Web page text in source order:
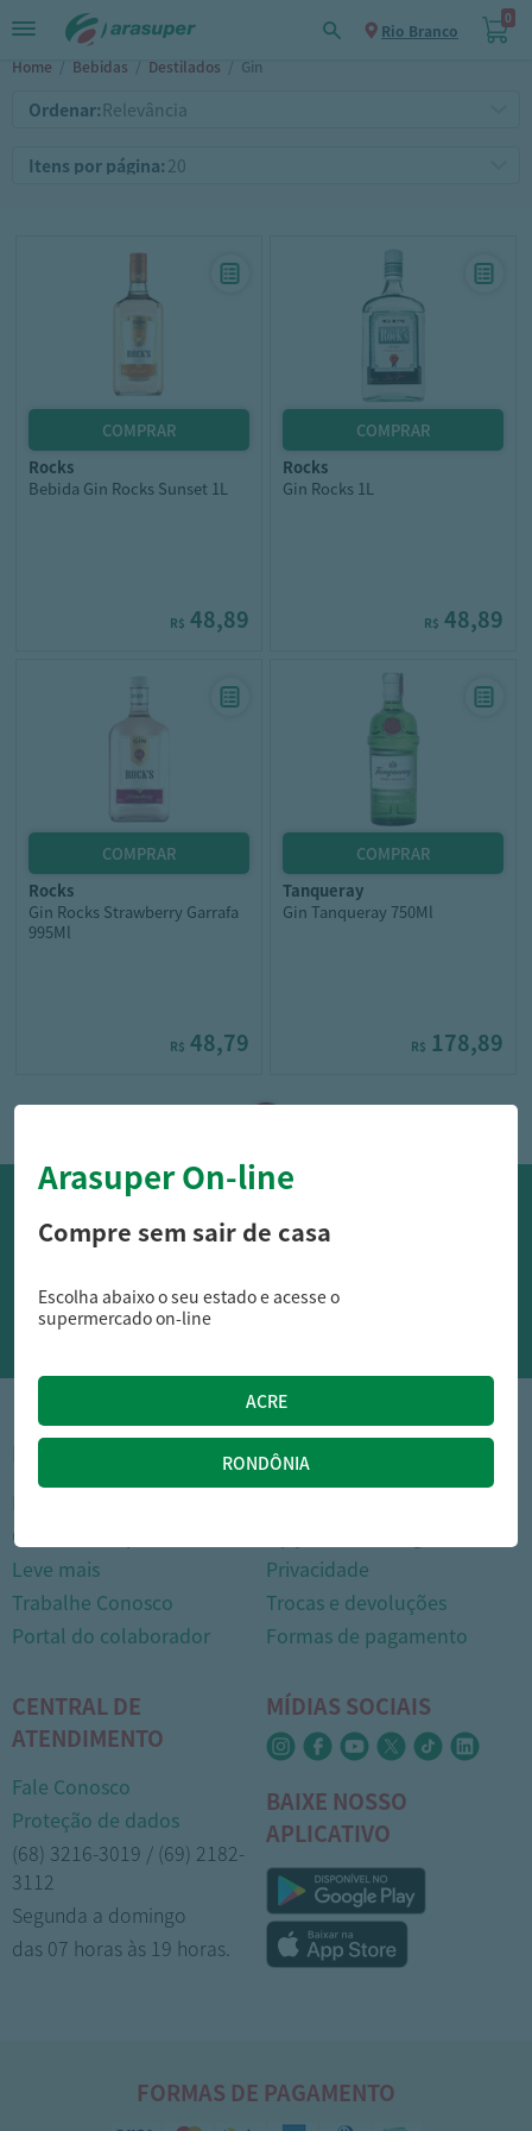
Rio Branco
0
Home / Bebidas / Destilados / Gin
Ordenar:
Itens por página:
rocks
Bebida Gin Rocks Sunset 1L
R$ 48,89
rocks
Gin Rocks 1L
R$ 48,89
rocks
Gin Rocks Strawberry Garrafa
995Ml
R$ 48,79
tanqueray
Gin Tanqueray 750Ml
R$ 178,89
OFERTAS NO WHATSAPP:
Siga nossos canais oficiais de ofertas no Whasapp!
RECEBER OFERTAS
INSTITUCIONAL
Cartão Arasuper
Leve mais
Trabalhe Conosco
Portal do colaborador
DÚVIDAS FREQUENTES
Privacidade
Trocas e devoluções
Formas de pagamento
CENTRAL DE
ATENDIMENTO
Fale Conosco
Proteção de dados
(68) 3216-3019 / (69) 2182-
3112
Segunda a domingo
das 07 horas às 19 horas.
MÍDIAS SOCIAIS
BAIXE NOSSO
APLICATIVO
FORMAS DE PAGAMENTO
Arasuper On-line
Compre sem sair de casa
Escolha abaixo o seu estado e acesse o
supermercado on-line